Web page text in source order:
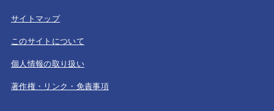
サイトマップ
このサイトについて
個人情報の取り扱い
著作権・リンク・免責事項